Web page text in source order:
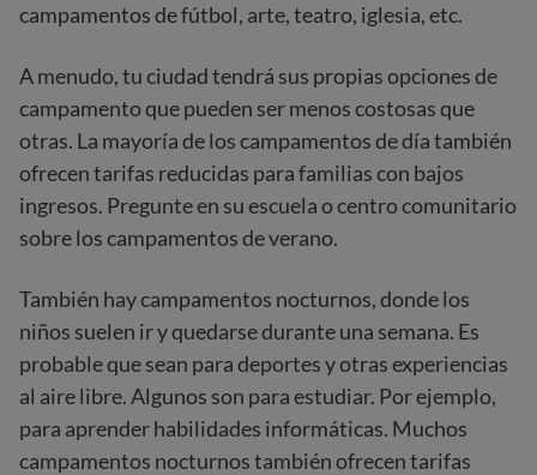
campamentos de fútbol, arte, teatro, iglesia, etc.
A menudo, tu ciudad tendrá sus propias opciones de
campamento que pueden ser menos costosas que
otras. La mayoría de los campamentos de día también
ofrecen tarifas reducidas para familias con bajos
ingresos. Pregunte en su escuela o centro comunitario
sobre los campamentos de verano.
También hay campamentos nocturnos, donde los
niños suelen ir y quedarse durante una semana. Es
probable que sean para deportes y otras experiencias
al aire libre. Algunos son para estudiar. Por ejemplo,
para aprender habilidades informáticas. Muchos
campamentos nocturnos también ofrecen tarifas